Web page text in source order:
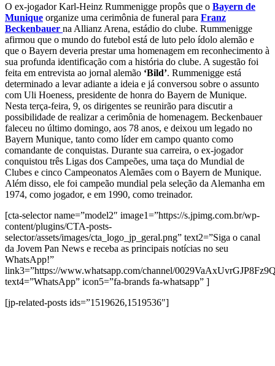
O ex-jogador Karl-Heinz Rummenigge propôs que o Bayern de
Munique organize uma cerimônia de funeral para Franz
Beckenbauer na Allianz Arena, estádio do clube. Rummenigge
afirmou que o mundo do futebol está de luto pelo ídolo alemão e
que o Bayern deveria prestar uma homenagem em reconhecimento à
sua profunda identificação com a história do clube. A sugestão foi
feita em entrevista ao jornal alemão ‘Bild’. Rummenigge está
determinado a levar adiante a ideia e já conversou sobre o assunto
com Uli Hoeness, presidente de honra do Bayern de Munique.
Nesta terça-feira, 9, os dirigentes se reunirão para discutir a
possibilidade de realizar a cerimônia de homenagem. Beckenbauer
faleceu no último domingo, aos 78 anos, e deixou um legado no
Bayern Munique, tanto como líder em campo quanto como
comandante de conquistas. Durante sua carreira, o ex-jogador
conquistou três Ligas dos Campeões, uma taça do Mundial de
Clubes e cinco Campeonatos Alemães com o Bayern de Munique.
Além disso, ele foi campeão mundial pela seleção da Alemanha em
1974, como jogador, e em 1990, como treinador.
[cta-selector name=”model2″ image1=”https://s.jpimg.com.br/wp-
content/plugins/CTA-posts-
selector/assets/images/cta_logo_jp_geral.png” text2=”Siga o canal
da Jovem Pan News e receba as principais notícias no seu
WhatsApp!”
link3=”https://www.whatsapp.com/channel/
text4=”WhatsApp” icon5=”fa-brands fa-whatsapp” ]
[jp-related-posts ids=”1519626,1519536″]